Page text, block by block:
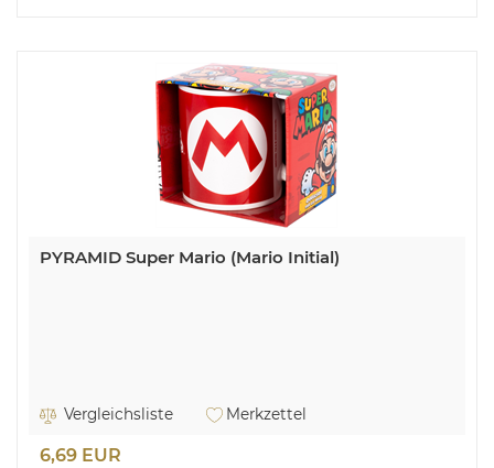
PYRAMID Super Mario (Mario Initial)
Vergleichsliste Merkzettel
6,69 EUR